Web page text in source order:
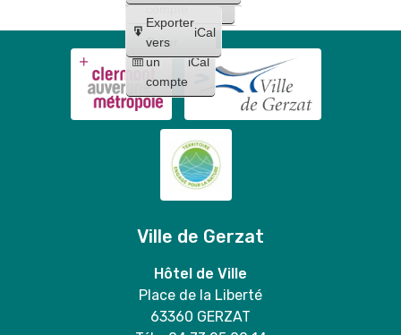
compte
Créer
un
compte
iCal
Exporter
vers
iCal
Ville de Gerzat
Hôtel de Ville
Place de la Liberté
63360 GERZAT